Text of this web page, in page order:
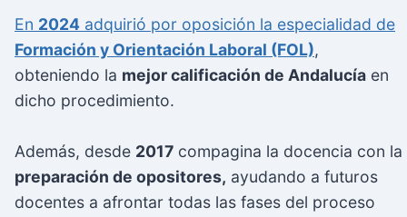
En 2024 adquirió por oposición la especialidad de
Formación y Orientación Laboral (FOL),
obteniendo la mejor calificación de Andalucía en
dicho procedimiento.
Además, desde 2017 compagina la docencia con la
preparación de opositores, ayudando a futuros
docentes a afrontar todas las fases del proceso